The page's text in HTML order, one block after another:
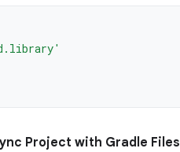
Project with Gradle Files